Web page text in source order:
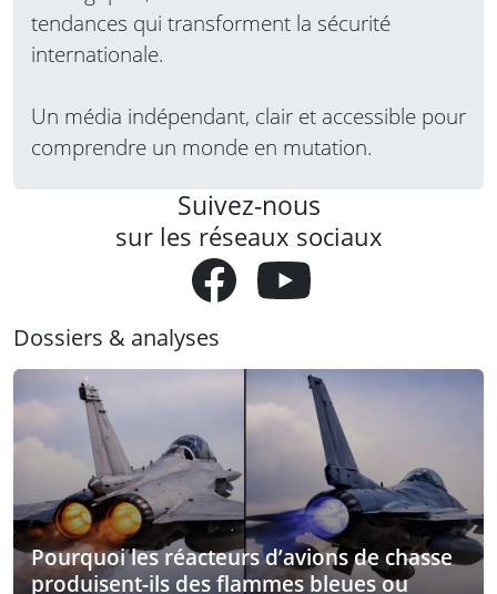
tendances qui transforment la sécurité
internationale.
Un média indépendant, clair et accessible pour
comprendre un monde en mutation.
Suivez-nous
sur les réseaux sociaux
Dossiers & analyses
Pourquoi les réacteurs d’avions de chasse
produisent-ils des flammes bleues ou